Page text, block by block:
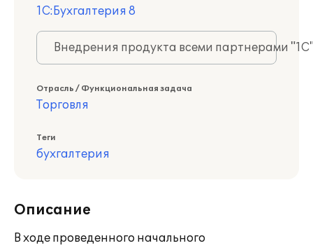
1С:Бухгалтерия 8
Внедрения продукта всеми партнерами
Отрасль / Функциональная задача
Торговля
Теги
бухгалтерия
Описание
В ходе проведенного начального